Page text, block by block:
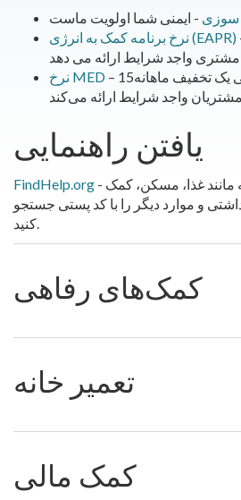
سوزی
نرخ برنامه کمک به انرژی (EAPR)
نرخ MED – تخفیف تجهیزات پزشکی یک تخفیف ماهانه15
یافتن راهنمایی
FindHelp.org - منابع رایگان یا کم هزینه مانند غذا، مسکن، کمک
و موارد دیگر را با کد پستی جستجو
کنید.
کمک‌های رفاهی
تعمیر خانه
کمک مالی